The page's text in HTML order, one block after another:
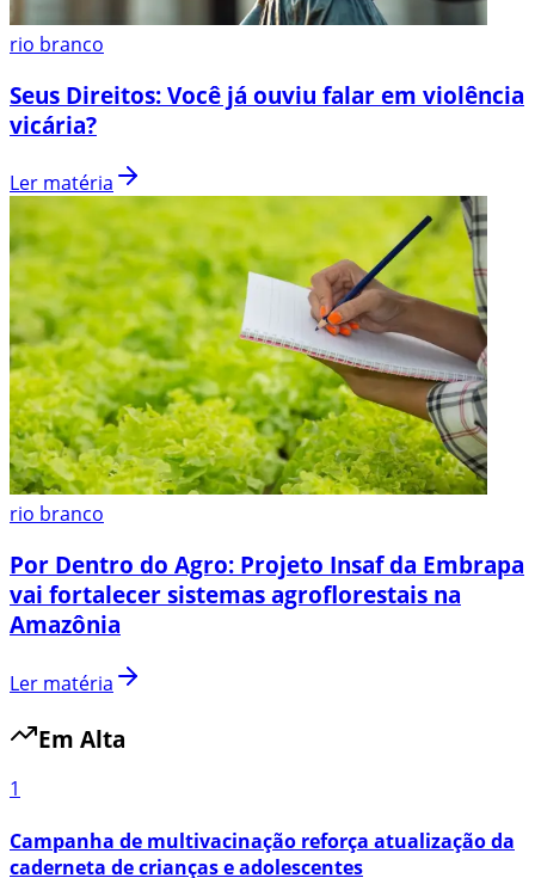
rio branco
Seus Direitos: Você já ouviu falar em violência
vicária?
Ler matéria
rio branco
Por Dentro do Agro: Projeto Insaf da Embrapa
vai fortalecer sistemas agroflorestais na
Amazônia
Ler matéria
Em Alta
1
Campanha de multivacinação reforça atualização da
caderneta de crianças e adolescentes